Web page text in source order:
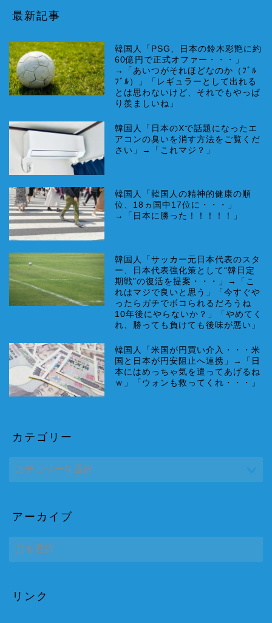
最新記事
韓国人「PSG、日本の鈴木彩艶に約
60億円で正式オファー・・・」
→「あいつがそれほどなのか（ﾌﾞﾙ
ﾌﾞﾙ）」「レギュラーとして出れる
とは思わないけど、それでもやっぱ
り羨ましいね」
韓国人「日本のXで話題になったエ
アコンの臭いを消す方法をご覧くだ
さい」→「これマジ？」
韓国人「韓国人の精神的健康の順
位、18ヵ国中17位に・・・」
→「日本に勝った！！！！！」
韓国人「サッカー元日本代表のスタ
ー、日本代表強化策として“韓日定
期戦”の復活を提案・・・」→「こ
れはマジで良いと思う」「今すぐや
ったらガチでボコられるだろうね
10年後にやらないか？」「やめてく
れ、勝っても負けても後味が悪い」
韓国人「米国が円買い介入・・・米
国と日本が円安阻止へ連携」→「日
本にはめっちゃ気を遣ってあげるね
ｗ」「ウォンも救ってくれ・・・」
カテゴリー
アーカイブ
ー
ブリンク